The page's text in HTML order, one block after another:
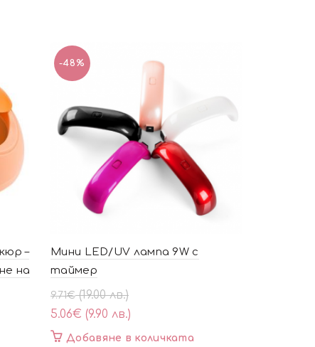
–
на
-48%
Мини LED/UV лампа 9W с
таймер
9.71€ (19.00 лв.)
Original
price
was:
5.06€ (9.90 лв.)
Текущата
цена
е:
Добавяне в количката